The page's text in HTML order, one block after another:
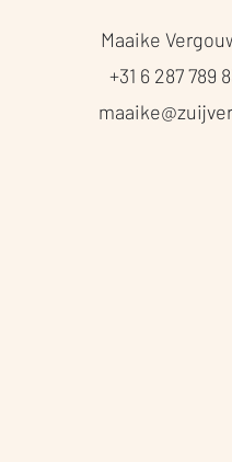
Maaike
+31 6 287 789